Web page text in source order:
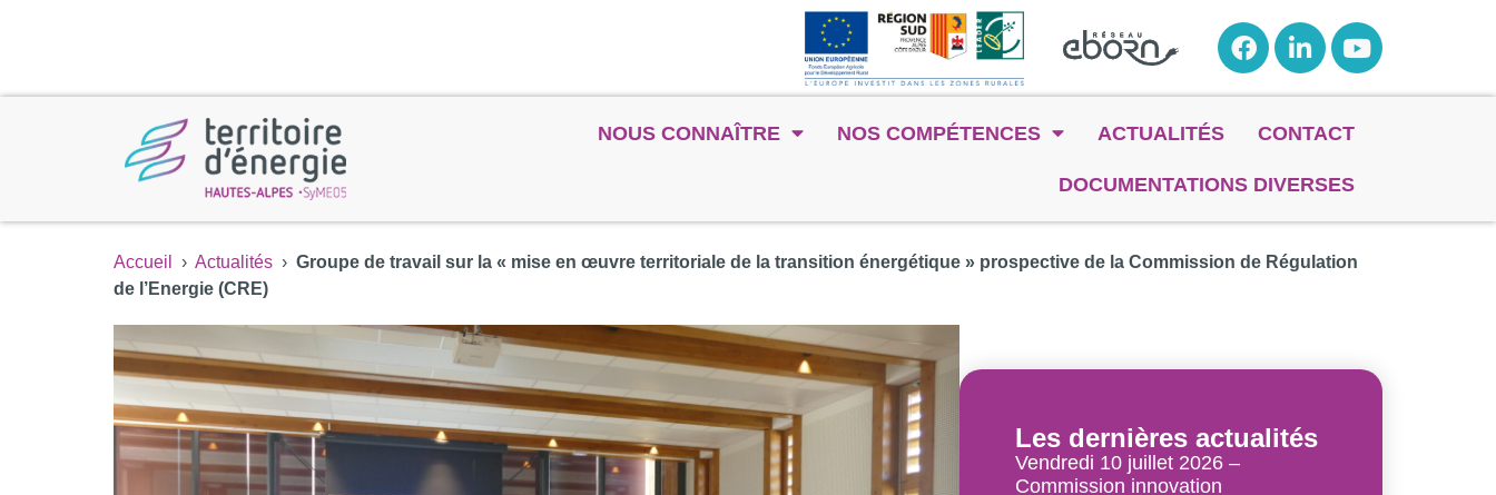
NOUS CONNAÎTRE NOS COMPÉTENCES ACTUALITÉS CONTACT
DOCUMENTATIONS DIVERSES
Accueil › Actualités › Groupe de travail sur la « mise en œuvre territoriale de la transition énergétique » prospective de la Commission de Régulation
de l’Energie (CRE)
Les dernières actualités
Vendredi 10 juillet 2026 –
Commission innovation